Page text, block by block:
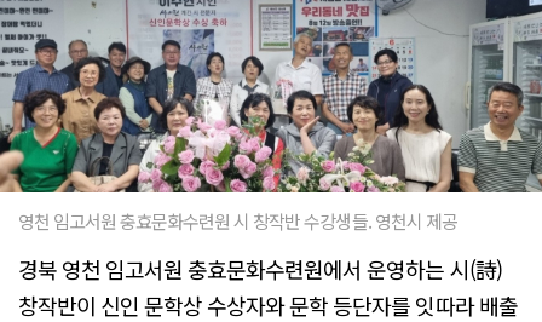
영천 임고서원 충효문화수련원 시 창작반 수강생들. 영천시 제공
경북 영천 임고서원 충효문화수련원에서 운영하는 시(詩)
창작반이 신인 문학상 수상자와 문학 등단자를 잇따라 배출